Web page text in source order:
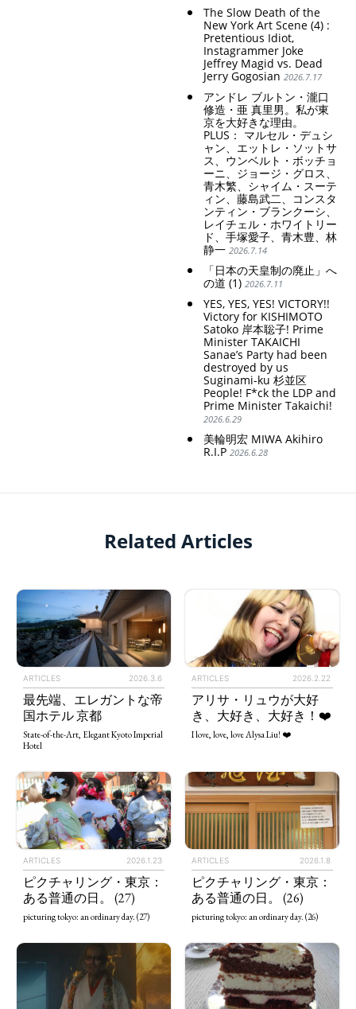
The Slow Death of the
New York Art Scene (4) :
Pretentious Idiot,
Instagrammer Joke
Jeffrey Magid vs. Dead
Jerry Gogosian 2026.7.17
アンドレ ブルトン・瀧口
修造・亜 真里男。私が東
京を大好きな理由。
PLUS： マルセル・デュシ
ャン、エットレ・ソットサ
ス、ウンベルト・ボッチョ
ーニ、ジョージ・グロス、
青木繁、シャイム・スーテ
ィン、藤島武二、コンスタ
ンティン・ブランクーシ、
レイチェル・ホワイトリー
ド、手塚愛子、青木豊、林
静一 2026.7.14
「日本の天皇制の廃止」へ
の道 (1) 2026.7.11
YES, YES, YES! VICTORY!!
Victory for KISHIMOTO
Satoko 岸本聡子! Prime
Minister TAKAICHI
Sanae’s Party had been
destroyed by us
Suginami-ku 杉並区
People! F*ck the LDP and
Prime Minister Takaichi!
2026.6.29
美輪明宏 MIWA Akihiro
R.I.P 2026.6.28
Related Articles
ARTICLES 2026.3.6
最先端、エレガントな帝
国ホテル 京都
State-of-the-Art, Elegant Kyoto Imperial
Hotel
ARTICLES 2026.2.22
アリサ・リュウが大好
き、大好き、大好き！❤️
I love, love, love Alysa Liu! ❤️
ARTICLES 2026.1.23
ピクチャリング・東京：
ある普通の日。 (27)
picturing tokyo: an ordinary day. (27)
ARTICLES 2026.1.8
ピクチャリング・東京：
ある普通の日。 (26)
picturing tokyo: an ordinary day. (26)